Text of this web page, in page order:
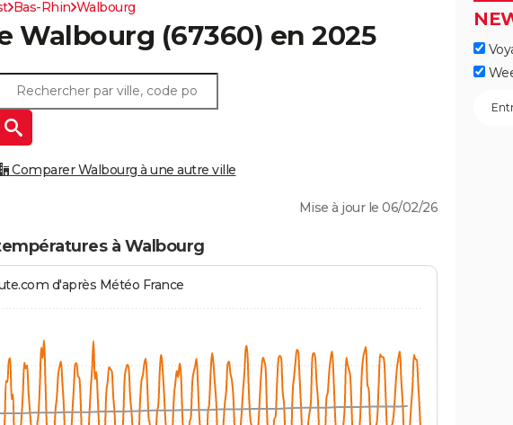
Bas-Rhin Walbourg
Walbourg (67360) en 2025
Comparer Walbourg à une autre ville
Mise à jour le 06/02/26
à Walbourg
d'après Météo France